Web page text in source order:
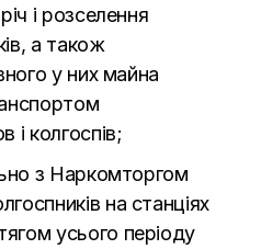
і розселення
а також
у них майна
і колгоспів;
з Наркомторгом
на станціях
усього періоду